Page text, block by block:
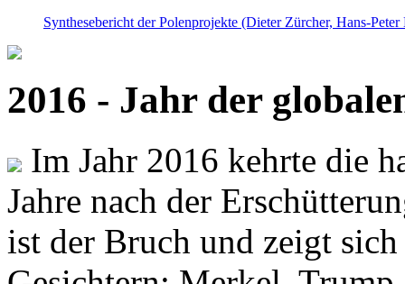
Synthesebericht der Polenprojekte (Dieter Zürcher, Hans-
2016 - Jahr der
Im Jahr 2016 kehrte die
Jahre nach der
ist der Bruch und zeigt